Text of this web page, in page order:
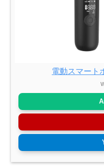
電動スマート